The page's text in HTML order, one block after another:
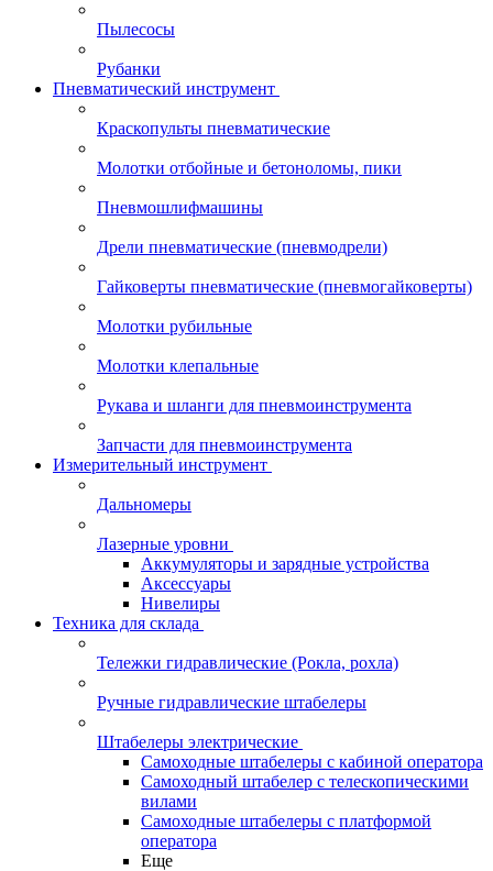
Пылесосы
Рубанки
Пневматический инструмент
Краскопульты пневматические
Молотки отбойные и бетоноломы, пики
Пневмошлифмашины
Дрели пневматические (пневмодрели)
Гайковерты пневматические (пневмогайковерты)
Молотки рубильные
Молотки клепальные
Рукава и шланги для пневмоинструмента
Запчасти для пневмоинструмента
Измерительный инструмент
Дальномеры
Лазерные уровни
Аккумуляторы и зарядные устройства
Аксессуары
Нивелиры
Техника для склада
Тележки гидравлические (Рокла, рохла)
Ручные гидравлические штабелеры
Штабелеры электрические
Самоходные штабелеры с кабиной оператора
Самоходный штабелер с телескопическими
вилами
Самоходные штабелеры с платформой
оператора
Еще